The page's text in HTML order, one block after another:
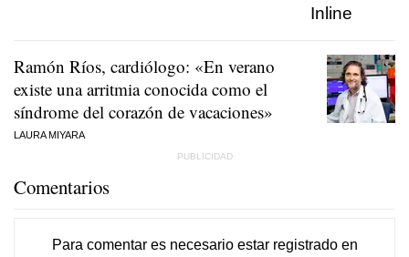
Ramón Ríos, cardiólogo: «En verano
existe una arritmia conocida como el
síndrome del corazón de vacaciones»
LAURA MIYARA
Comentarios
Para comentar es necesario estar registradoen